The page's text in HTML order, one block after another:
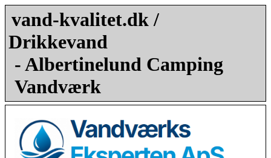
vand-kvalitet.dk /
Drikkevand
- Albertinelund Camping
Vandværk